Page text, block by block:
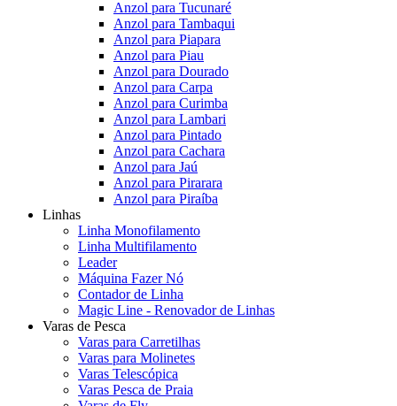
Anzol para Tucunaré
Anzol para Tambaqui
Anzol para Piapara
Anzol para Piau
Anzol para Dourado
Anzol para Carpa
Anzol para Curimba
Anzol para Lambari
Anzol para Pintado
Anzol para Cachara
Anzol para Jaú
Anzol para Pirarara
Anzol para Piraíba
Linhas
Linha Monofilamento
Linha Multifilamento
Leader
Máquina Fazer Nó
Contador de Linha
Magic Line - Renovador de Linhas
Varas de Pesca
Varas para Carretilhas
Varas para Molinetes
Varas Telescópica
Varas Pesca de Praia